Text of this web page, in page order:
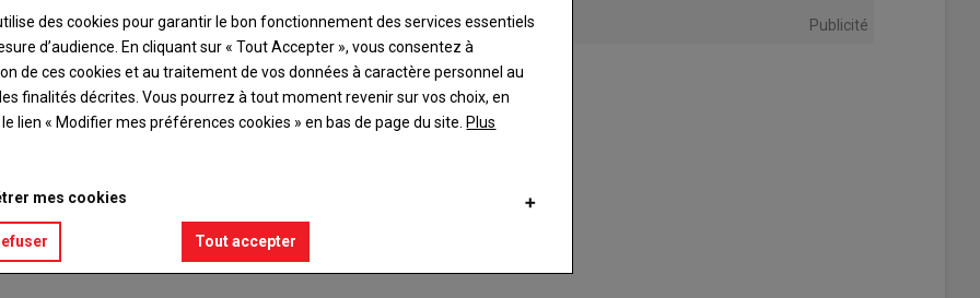
berrichonne: « L’engagement syndical, c’est l’école de la
écoute autrement et on apprend à se poser afin d’apporter
Publicité
des cookies pour garantir le bon fonctionnement des services essentiels
d’audience. En cliquant sur « Tout Accepter », vous consentez à
de ces cookies et au traitement de vos données à caractère personnel au
finalités décrites. Vous pourrez à tout moment revenir sur vos choix, en
lien « Modifier mes préférences cookies » en bas de page du site. Plus
mes cookies
Tout accepter